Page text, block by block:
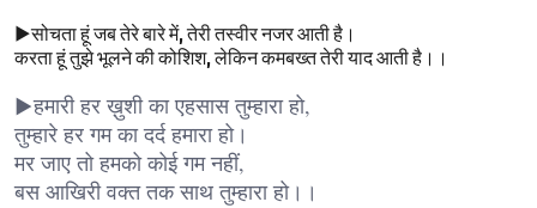
▶सोचता हूं जब तेरे बारे में, तेरी तस्वीर नजर आती है।
करता हूं तुझे भूलने की कोशिश, लेकिन कमबख्त तेरी याद आती है।।
▶हमारी हर ख़ुशी का एहसास तुम्हारा हो,
तुम्हारे हर गम का दर्द हमारा हो।
मर जाए तो हमको कोई गम नहीं,
बस आखिरी वक्त तक साथ तुम्हारा हो।।